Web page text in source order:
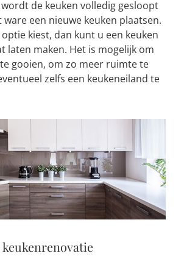
de keuken volledig gesloopt
ware een nieuwe keuken plaatsen.
kiest, dan kunt u een keuken
laten maken. Het is mogelijk om
gooien, om zo meer ruimte te
zelfs een keukeneiland te